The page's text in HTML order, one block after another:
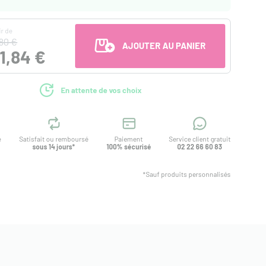
de
€
€
AJOUTER AU PANIER
En attente de vos choix
Satisfait ou remboursé
sous 14 jours*
Paiement
100% sécurisé
Service client gratuit
02 22 66 60 83
*Sauf produits personnalisés